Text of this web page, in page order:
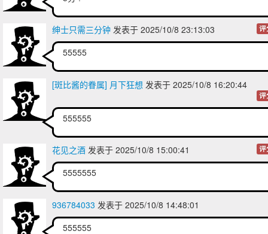
绅士只需三分钟 发表于 2025/10/8 23:13:03 评
55555
[斑比酱的眷属] 月下狂想 发表于 2025/10/8 16:20:44
评
555555
花见之酒 发表于 2025/10/8 15:00:41 评
5555555
936784033 发表于 2025/10/8 14:48:01
555555